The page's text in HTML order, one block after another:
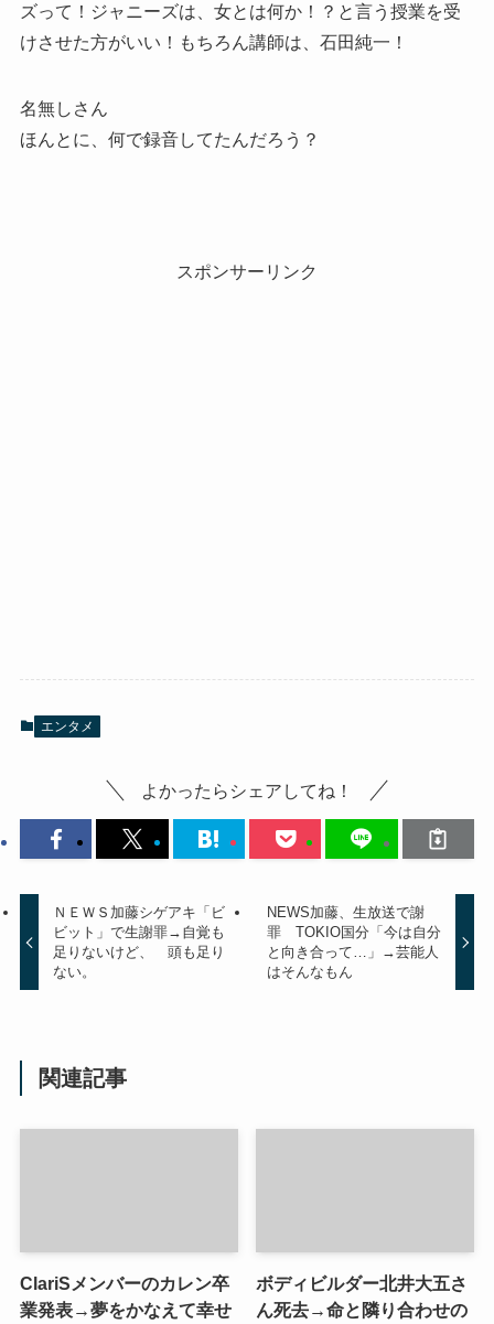
ズって！ジャニーズは、女とは何か！？と言う授業を受
けさせた方がいい！もちろん講師は、石田純一！
名無しさん
ほんとに、何で録音してたんだろう？
スポンサーリンク
エンタメ
よかったらシェアしてね！
ＮＥＷＳ加藤シゲアキ「ビ
ビット」で生謝罪→自覚も
足りないけど、 頭も足り
ない。
NEWS加藤、生放送で謝
罪 TOKIO国分「今は自分
と向き合って…」→芸能人
はそんなもん
関連記事
ClariSメンバーのカレン卒
業発表→夢をかなえて幸せ
ボディビルダー北井大五さ
ん死去→命と隣り合わせの